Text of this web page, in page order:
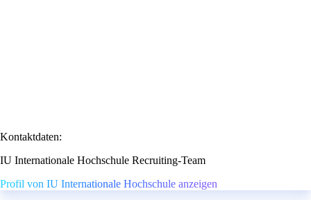
Kontaktdaten:
IU Internationale Hochschule Recruiting-Team
Profil von IU Internationale Hochschule anzeigen